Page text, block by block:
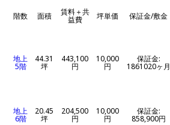
階数 面積 賃料＋共
益費 坪単価 保証金/敷金
地上
5階
44.31
坪
443,100
円
10,000
円
保証金:
1861020ヶ月
地上
6階
20.45
坪
204,500
円
10,000
円
保証金:
858,900円